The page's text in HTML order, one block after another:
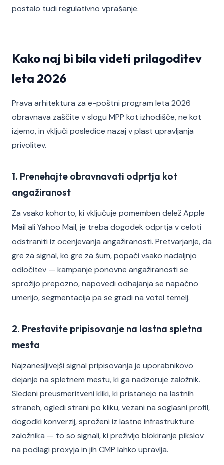
postalo tudi regulativno vprašanje.
Kako naj bi bila videti prilagoditev
leta 2026
Prava arhitektura za e-poštni program leta 2026
obravnava zaščite v slogu MPP kot izhodišče, ne kot
izjemo, in vključi posledice nazaj v plast upravljanja
privolitev.
1. Prenehajte obravnavati odprtja kot
angažiranost
Za vsako kohorto, ki vključuje pomemben delež Apple
Mail ali Yahoo Mail, je treba dogodek odprtja v celoti
odstraniti iz ocenjevanja angažiranosti. Pretvarjanje, da
gre za signal, ko gre za šum, popači vsako nadaljnjo
odločitev — kampanje ponovne angažiranosti se
sprožijo prepozno, napovedi odhajanja se napačno
umerijo, segmentacija pa se gradi na votel temelj.
2. Prestavite pripisovanje na lastna spletna
mesta
Najzanesljivejši signal pripisovanja je uporabnikovo
dejanje na spletnem mestu, ki ga nadzoruje založnik.
Sledeni preusmeritveni kliki, ki pristanejo na lastnih
straneh, ogledi strani po kliku, vezani na soglasni profil,
dogodki konverzij, sproženi iz lastne infrastrukture
založnika — to so signali, ki preživijo blokiranje pikslov
na podlagi proxyja in jih CMP lahko upravlja.